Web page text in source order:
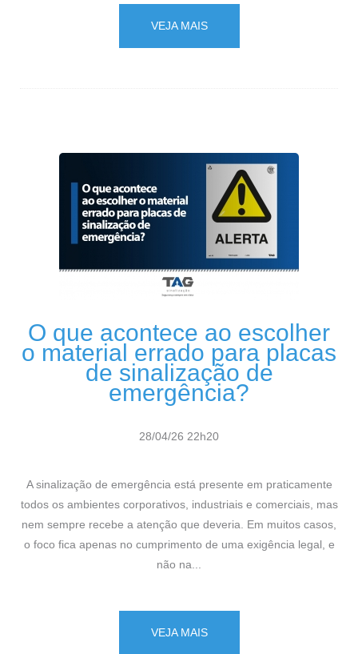
VEJA MAIS
O que acontece ao escolher
o material errado para placas
de sinalização de
emergência?
28/04/26 22h20
A sinalização de emergência está presente em praticamente
todos os ambientes corporativos, industriais e comerciais, mas
nem sempre recebe a atenção que deveria. Em muitos casos,
o foco fica apenas no cumprimento de uma exigência legal, e
não na...
VEJA MAIS